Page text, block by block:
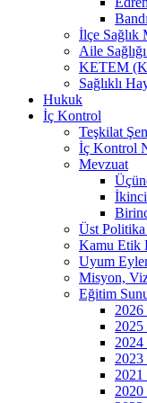
İlçe Sağlık
Aile
KETEM
Sağlıklı
Hukuk
İç Kontrol
Teşkilat
İç Kontrol
Mevzuat
Üst
Kamu Etik
Uyum
Misyon,
Eğitim
2026
2025
2024
2023